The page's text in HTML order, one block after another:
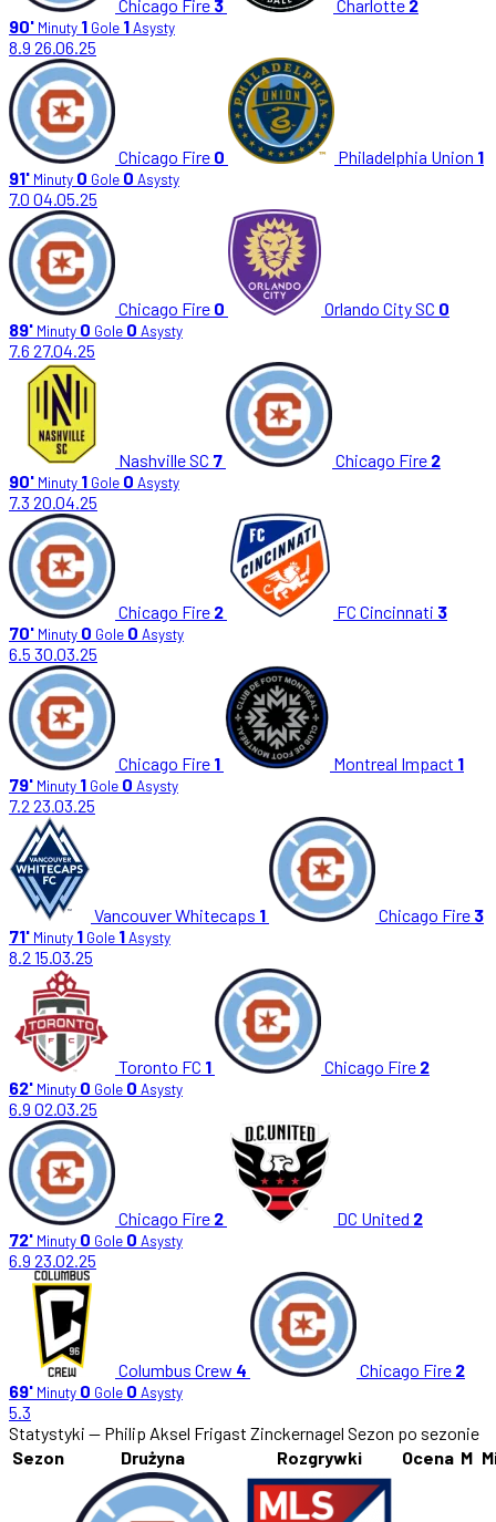
Chicago Fire 3 Charlotte 2
90' Minuty 1 Gole 1Asysty
8.9 26.06.25
Chicago Fire 0 Philadelphia Union 1
91' Minuty 0 Gole 0 Asysty
7.0 04.05.25
Chicago Fire 0 Orlando City SC 0
89' Minuty 0 Gole 0 Asysty
7.6 27.04.25
Nashville SC 7 Chicago Fire 2
90' Minuty 1 Gole 0 Asysty
7.3 20.04.25
Chicago Fire 2 FC Cincinnati 3
70' Minuty 0 Gole 0 Asysty
6.5 30.03.25
Chicago Fire 1 Montreal Impact 1
79' Minuty 1 Gole 0 Asysty
7.2 23.03.25
Vancouver Whitecaps 1 Chicago Fire 3
71' Minuty 1 Gole 1Asysty
8.2 15.03.25
Toronto FC 1 Chicago Fire 2
62' Minuty 0 Gole 0 Asysty
6.9 02.03.25
Chicago Fire 2 DC United 2
72' Minuty 0 Gole 0 Asysty
6.9 23.02.25
Columbus Crew 4 Chicago Fire 2
69' Minuty 0 Gole 0 Asysty
5.3
Statystyki — Philip Aksel Frigast Zinckernagel Sezon po sezonie
Sezon
Drużyna Rozgrywki Ocena M